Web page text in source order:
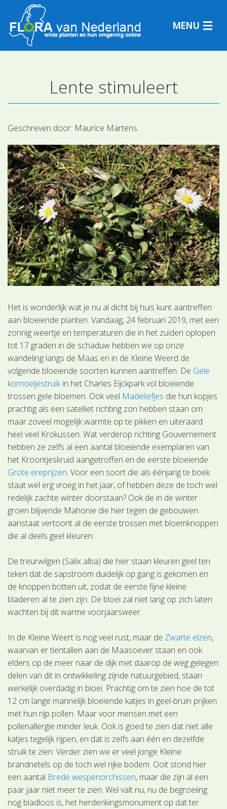
MENU
Plantensoorten
Plantengemeenschappen
Determineren
Lente stimuleert
Geschreven door: Maurice Martens
Het is wonderlijk wat je nu al dicht bij huis kunt aantreffen
aan bloeiende planten. Vandaag, 24 februari 2019, met een
zonnig weertje en temperaturen die in het zuiden oplopen
tot 17 graden in de schaduw hebben we op onze
wandeling langs de Maas en in de Kleine Weerd de
volgende bloeiende soorten kunnen aantreffen. De Gele
kornoeljestruikin het Charles Eijckpark vol bloeiende
trossen gele bloemen. Ook veel Madeliefjes die hun kopjes
prachtig als een satelliet richting zon hebben staan om
maar zoveel mogelijk warmte op te pikken en uiteraard
heel veel Krokussen. Wat verderop richting Gouvernement
hebben ze zelfs al een aantal bloeiende exemplaren van
het Kroontjeskruid aangetroffen en de eerste bloeiende
Grote ereprijzen. Voor een soort die als éénjarig te boek
staat wel erg vroeg in het jaar, of hebben deze de toch wel
redelijk zachte winter doorstaan? Ook de in de winter
groen blijvende Mahonie die hier tegen de gebouwen
aanstaat vertoont al de eerste trossen met bloemknoppen
die al deels geel kleuren.
De treurwilgen (Salix alba) die hier staan kleuren geel ten
teken dat de sapstroom duidelijk op gang is gekomen en
de knoppen botten uit, zodat de eerste fijne kleine
bladeren al te zien zijn. De bloei zal niet lang op zich laten
wachten bij dit warme voorjaarsweer.
In de Kleine Weert is nog veel rust, maar de Zwarte elzen,
waarvan er tientallen aan de Maasoever staan en ook
elders op de meer naar de dijk met daarop de weg gelegen
delen van dit in ontwikkeling zijnde natuurgebied, staan
werkelijk overdadig in bloei. Prachtig om te zien hoe de tot
12 cm lange mannelijk bloeiende katjes in geel-bruin prijken
met hun rijp pollen. Maar voor mensen met een
pollenallergie minder leuk. Ook is goed te zien dat niet alle
katjes tegelijk rijpen, en dat is zelfs aan één en dezelfde
struik te zien. Verder zien we er veel jonge Kleine
brandnetels op de toch wel rijke bodem. Ooit stond hier
een aantal Brede wespenorchissen, maar die zijn al een
paar jaar niet meer te zien. Wel valt nu, nu de begroeiing
nog bladloos is, het herdenkingsmonument op dat ter